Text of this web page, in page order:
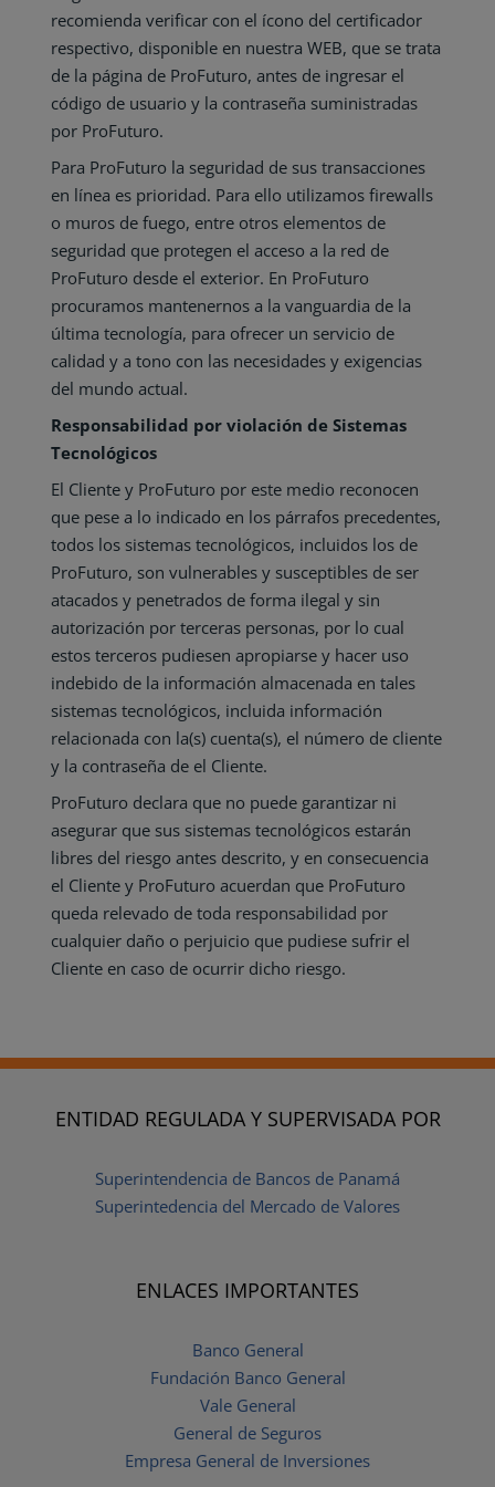
recomienda verificar con el ícono del certificador
respectivo, disponible en nuestra WEB, que se trata
de la página de ProFuturo, antes de ingresar el
código de usuario y la contraseña suministradas
por ProFuturo.
Para ProFuturo la seguridad de sus transacciones
en línea es prioridad. Para ello utilizamos firewalls
o muros de fuego, entre otros elementos de
seguridad que protegen el acceso a la red de
ProFuturo desde el exterior. En ProFuturo
procuramos mantenernos a la vanguardia de la
última tecnología, para ofrecer un servicio de
calidad y a tono con las necesidades y exigencias
del mundo actual.
Responsabilidad por violación de Sistemas
Tecnológicos
El Cliente y ProFuturo por este medio reconocen
que pese a lo indicado en los párrafos precedentes,
todos los sistemas tecnológicos, incluidos los de
ProFuturo, son vulnerables y susceptibles de ser
atacados y penetrados de forma ilegal y sin
autorización por terceras personas, por lo cual
estos terceros pudiesen apropiarse y hacer uso
indebido de la información almacenada en tales
sistemas tecnológicos, incluida información
relacionada con la(s) cuenta(s), el número de cliente
y la contraseña de el Cliente.
ProFuturo declara que no puede garantizar ni
asegurar que sus sistemas tecnológicos estarán
libres del riesgo antes descrito, y en consecuencia
el Cliente y ProFuturo acuerdan que ProFuturo
queda relevado de toda responsabilidad por
cualquier daño o perjuicio que pudiese sufrir el
Cliente en caso de ocurrir dicho riesgo.
ENTIDAD REGULADA Y SUPERVISADA POR
Superintendencia de Bancos de Panamá
Superintedencia del Mercado de Valores
ENLACES IMPORTANTES
Banco General
Fundación Banco General
Vale General
General de Seguros
Empresa General de Inversiones